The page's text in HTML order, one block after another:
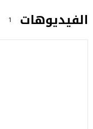
الفيديوهات 1